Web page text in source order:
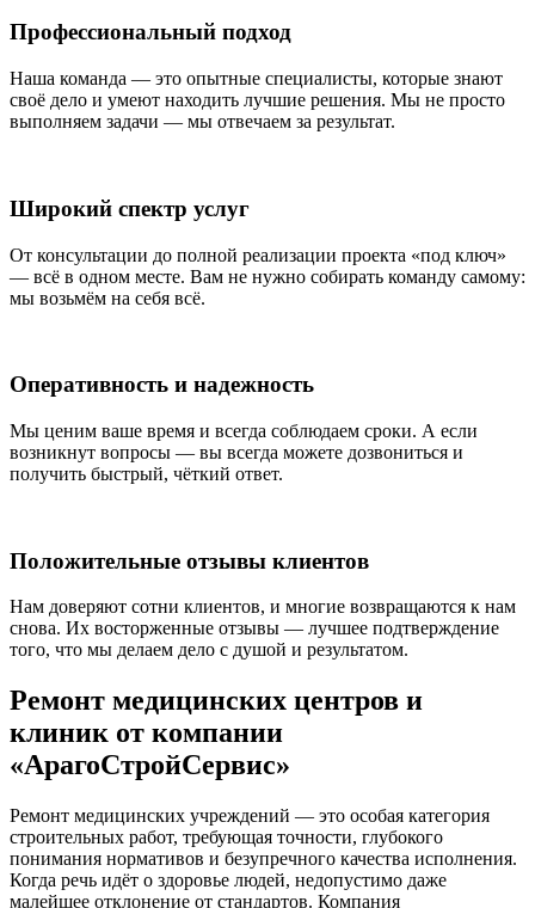
Профессиональный подход
Наша команда — это опытные специалисты, которые знают
своё дело и умеют находить лучшие решения. Мы не просто
выполняем задачи — мы отвечаем за результат.
Широкий спектр услуг
От консультации до полной реализации проекта «под ключ»
— всё в одном месте. Вам не нужно собирать команду самому:
мы возьмём на себя всё.
Оперативность и надежность
Мы ценим ваше время и всегда соблюдаем сроки. А если
возникнут вопросы — вы всегда можете дозвониться и
получить быстрый, чёткий ответ.
Положительные отзывы клиентов
Нам доверяют сотни клиентов, и многие возвращаются к нам
снова. Их восторженные отзывы — лучшее подтверждение
того, что мы делаем дело с душой и результатом.
Ремонт медицинских центров и
клиник от компании
«АрагоСтройСервис»
Ремонт медицинских учреждений — это особая категория
строительных работ, требующая точности, глубокого
понимания нормативов и безупречного качества исполнения.
Когда речь идёт о здоровье людей, недопустимо даже
малейшее отклонение от стандартов. Компания